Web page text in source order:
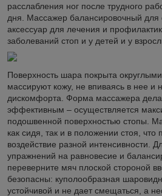
расслабления ног после трудного
дня. Массажер балансировочный
аксессуар для лечения и
заболеваний стоп и у детей и у
Поверхность шара покрыта
массируют кожу, не впиваясь в нее и
дискомфорта. Форма массажера
эффективным – осуществляется
подошвенной поверхностью стопы.
как сидя, так и в положении стоя, что
воздействие разной интенсивности.
упражнений на равновесие и
переверните мяч плоской стороной
безопасны: куполообразная
устойчивой и не дает смещаться, а